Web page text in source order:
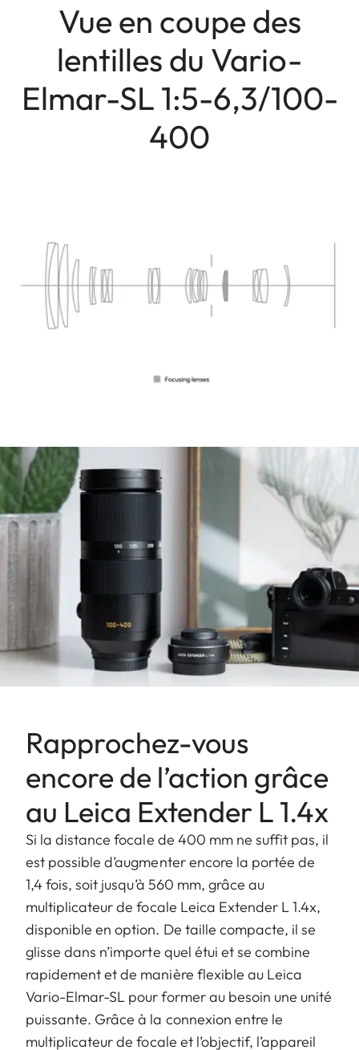
Vue en coupe des
lentilles du Vario-
Elmar-SL 1:5-6,3/100-
400
Rapprochez-vous
encore de l’action grâce
au Leica Extender L 1.4x
Si la distance focale de 400 mm ne suffit pas, il
est possible d’augmenter encore la portée de
1,4 fois, soit jusqu’à 560 mm, grâce au
multiplicateur de focale Leica Extender L 1.4x,
disponible en option. De taille compacte, il se
glisse dans n’importe quel étui et se combine
rapidement et de manière flexible au Leica
Vario-Elmar-SL pour former au besoin une unité
puissante. Grâce à la connexion entre le
multiplicateur de focale et l’objectif, l’appareil